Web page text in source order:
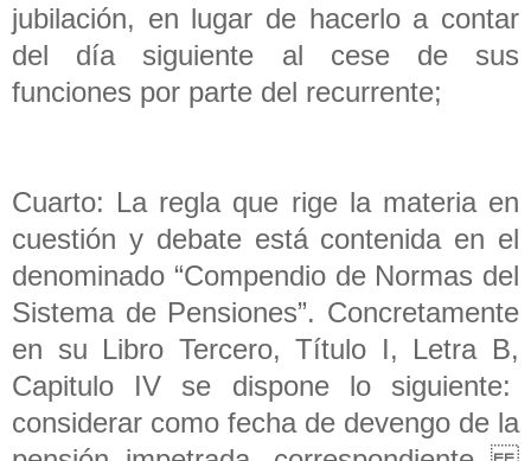
jubilación, en lugar de hacerlo a contar
del día siguiente al cese de sus
funciones por parte del recurrente;
Cuarto: La regla que rige la materia en
cuestión y debate está contenida en el
denominado “Compendio de Normas del
Sistema de Pensiones”. Concretamente
en su Libro Tercero, Título I, Letra B,
Capitulo IV se dispone lo siguiente:
considerar como fecha de devengo de la